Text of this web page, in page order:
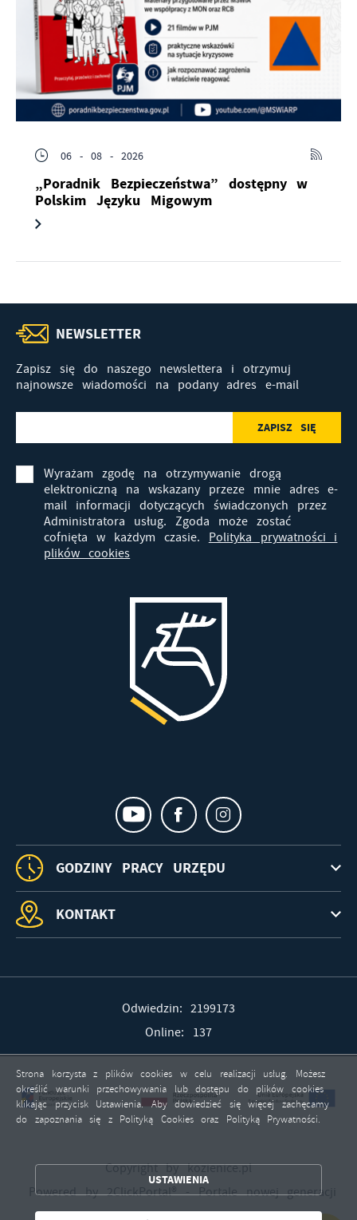
06 - 08 - 2026
„Poradnik Bezpieczeństwa” dostępny w
Polskim Języku Migowym
NEWSLETTER
Zapisz się do naszego newslettera i otrzymuj
najnowsze wiadomości na podany adres e-mail
Wyrażam zgodę na otrzymywanie drogą
elektroniczną na wskazany przeze mnie adres e-
mail informacji dotyczących świadczonych przez
Administratora usług. Zgoda może zostać
cofnięta w każdym czasie. Polityka prywatności i
plików cookies
GODZINY PRACY URZĘDU
KONTAKT
Odwiedzin: 2199173
Online: 137
Copyright by kozienice.pl
Powered by2ClickPortal®- Portale nowej generacji
Strona korzysta z plików cookies w celu realizacji usług. Możesz
określić warunki przechowywania lub dostępu do plików cookies
klikając przycisk Ustawienia. Aby dowiedzieć się więcej zachęcamy
do zapoznania się z Polityką Cookies oraz Polityką Prywatności.
USTAWIENIA